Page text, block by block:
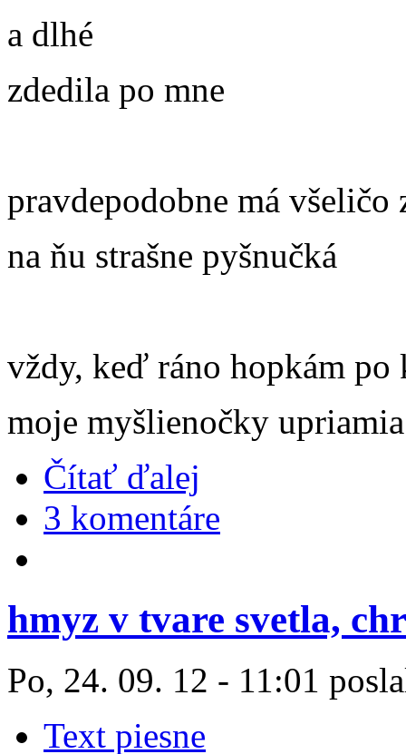
a dlhé
zdedila po mne
pravdepodobne má všeličo
na ňu strašne pyšnučká
vždy, keď ráno hopkám po
moje myšlienočky
Čítať ďalej
3 komentáre
hmyz v tvare svetla,
Po, 24. 09. 12 - 11:01
Text piesne